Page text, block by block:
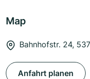
Map
Bahnhofstr. 24,
Anfahrt planen